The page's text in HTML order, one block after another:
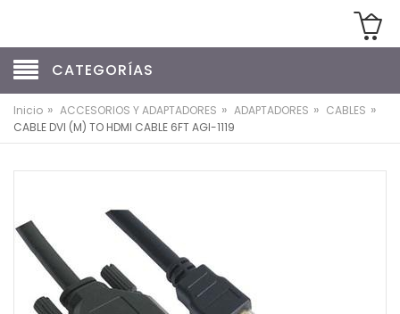
CATEGORÍAS
Inicio » ACCESORIOS Y ADAPTADORES » ADAPTADORES » CABLES »
CABLE DVI (M) TO HDMI CABLE 6FT AGI-1119